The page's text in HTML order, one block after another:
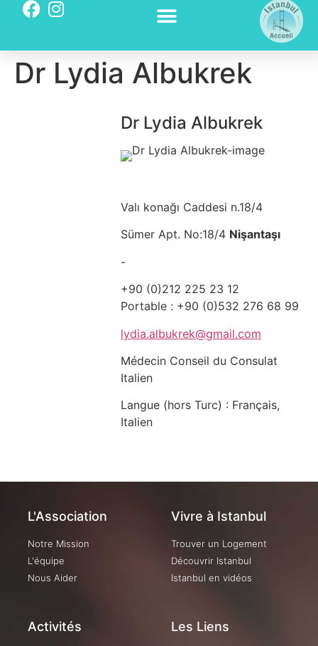
Dr Lydia Albukrek
Dr Lydia Albukrek
Valı konağı Caddesi n.18/4
Sümer Apt. No:18/4 Nişantaşı
-
+90 (0)212 225 23 12
Portable : +90 (0)532 276 68 99
lydia.albukrek@gmail.com
Médecin Conseil du Consulat
Italien
Langue (hors Turc) : Français,
Italien
L'Association
Notre Mission
L'équipe
Nous Aider
Vivre à Istanbul
Trouver un Logement
Découvrir Istanbul
Istanbul en vidéos
Activités Les Liens